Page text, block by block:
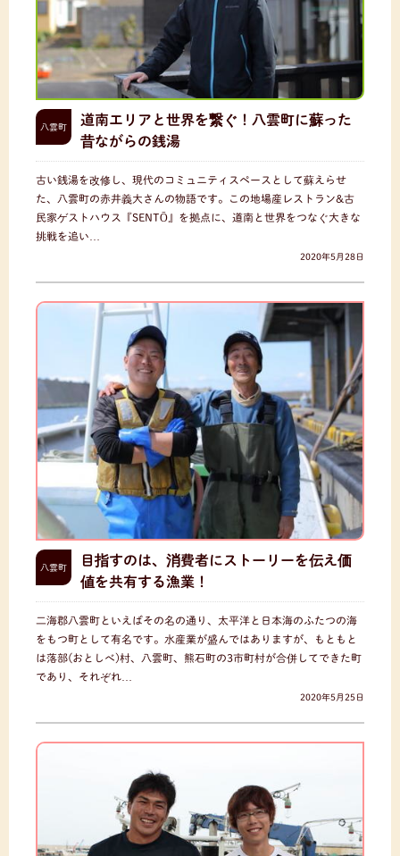
八雲町
道南エリアと世界を繋ぐ！八雲町に蘇った
昔ながらの銭湯
古い銭湯を改修し、現代のコミュニティスペースとして蘇えらせ
た、八雲町の赤井義大さんの物語です。この地場産レストラン&古
民家ゲストハウス『SENTŌ』を拠点に、道南と世界をつなぐ大きな
挑戦を追い…
2020年5月28日
八雲町
目指すのは、消費者にストーリーを伝え価
値を共有する漁業！
二海郡八雲町といえばその名の通り、太平洋と日本海のふたつの海
をもつ町として有名です。水産業が盛んではありますが、もともと
は落部(おとしべ)村、八雲町、熊石町の3市町村が合併してできた町
であり、それぞれ…
2020年5月25日